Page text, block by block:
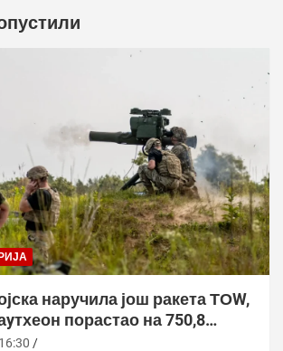
наручила још ракета ТОW,
порастао на 750,8